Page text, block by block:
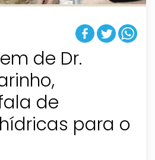
de Dr.
de
para o